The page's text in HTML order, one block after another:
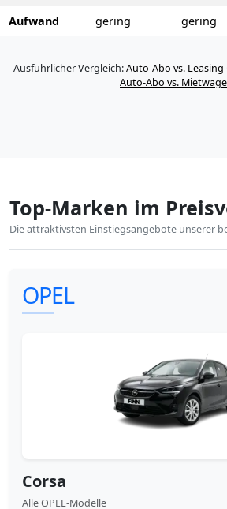
Aufwand gering gering
Ausführlicher Vergleich:Auto-Abo vs. Leasing
Auto-Abo vs.
Top-Marken im
Die attraktivsten Einstiegsangebote unserer
OPEL
Corsa
Alle OPEL-Modelle